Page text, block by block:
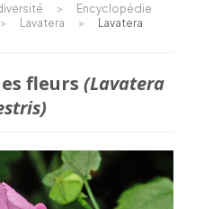
>
Encyclopédie
> Lavatera >
Lavatera
fleurs (Lavatera